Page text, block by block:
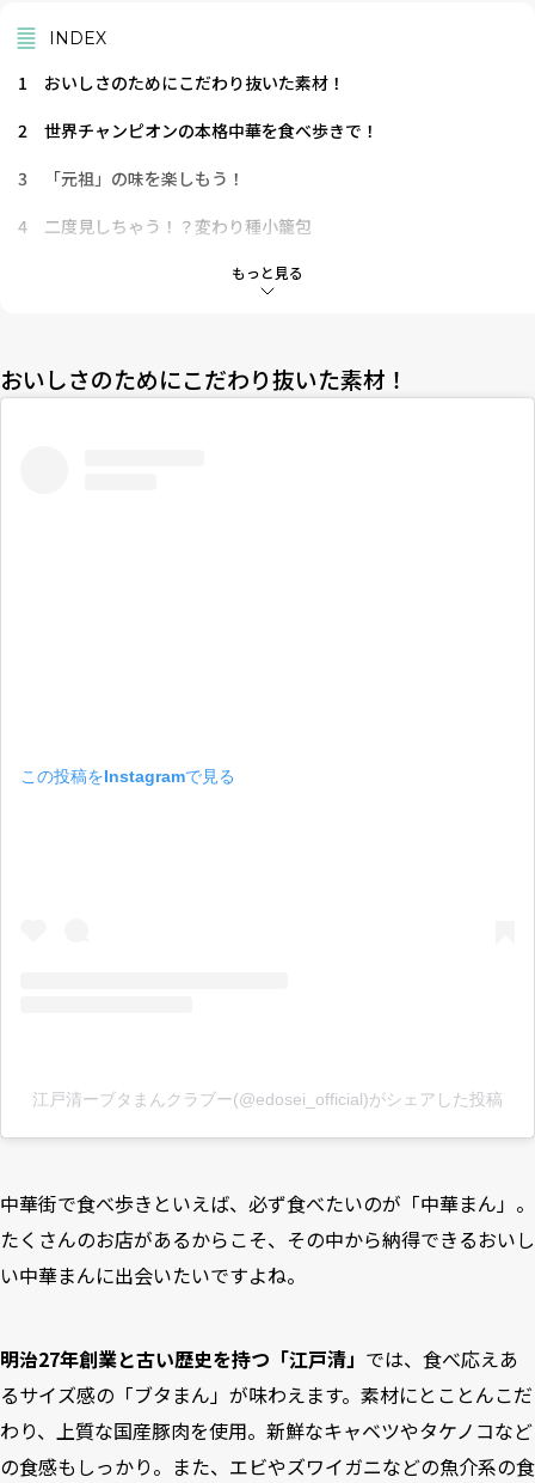
もっと見る
INDEX
1
おいしさのためにこだわり抜いた素材！
2
世界チャンピオンの本格中華を食べ歩きで！
3
「元祖」の味を楽しもう！
4
二度見しちゃう！？変わり種小籠包
点心が一度で楽しめる！一石二鳥の串メニュー
7
濃厚でプレミアム！堂々たる「元祖」の味
おいしさのためにこだわり抜いた素材！
この投稿をInstagramで見る
江戸清ーブタまんクラブー(@edosei_official)がシェアした投稿
中華街で食べ歩きといえば、必ず食べたいのが「中華まん」。
たくさんのお店があるからこそ、その中から納得できるおいし
い中華まんに出会いたいですよね。
明治27年創業と古い歴史を持つ「江戸清」 では、食べ応えあ
るサイズ感の「ブタまん」が味わえます。素材にとことんこだ
わり、上質な国産豚肉を使用。新鮮なキャベツやタケノコなど
の食感もしっかり。また、エビやズワイガニなどの魚介系の食